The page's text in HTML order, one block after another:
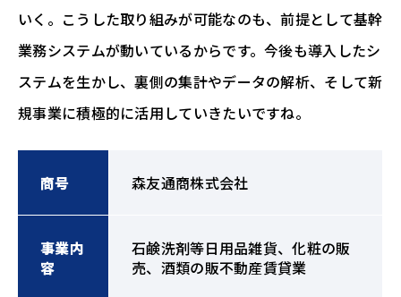
いく。こうした取り組みが可能なのも、前提として基幹
業務システムが動いているからです。今後も導入したシ
ステムを生かし、裏側の集計やデータの解析、そして新
規事業に積極的に活用していきたいですね。
商号 森友通商株式会社
事業内
容
石鹸洗剤等日用品雑貨、化粧の販
売、酒類の販不動産賃貸業